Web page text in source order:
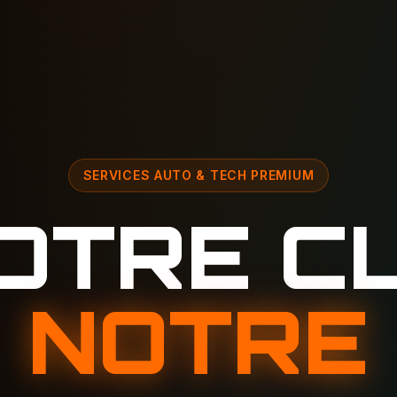
SERVICES AUTO & TECH PREMIUM
NOTRE